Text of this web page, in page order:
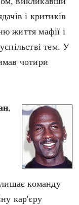
і критиків
життя мафії і
тем. У
чотири
,
команду
кар'єру